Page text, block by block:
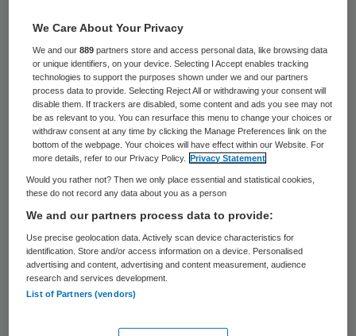
In mijn opleiding tot arts en medisch
specialist was er geen expliciete aandacht
voor reflectie. Er bestonden zelfs geen
communicatietrainingen. Ook de pioniers
van de communicatietrainingen moesten
veel weerstand overwinnen. Nu vragen wij
ons af hoe goede zorg mogelijk was zonder
goede communicatieve vaardigheden en is
het in alle opleidingen ingeburgerd. Ik
verwacht hetzelfde met reflecteren, maar
zover zijn we nog niet.
We Care About Your Privacy
We and our889 partners store and access personal data, like browsing data
or unique identifiers, on your device. Selecting I Accept enables tracking
technologies to support the purposes shown under we and our partners
process data to provide. Selecting Reject All or withdrawing your consent will
disable them. If trackers are disabled, some content and ads you see may not
be as relevant to you. You can resurface this menu to change your choices or
withdraw consent at any time by clicking the Manage Preferences link on the
bottom of the webpage. Your choices will have effect within our Website. For
more details, refer to our Privacy Policy.
Privacy Statement
Would you rather not? Then we only place essential and statistical cookies,
these do not record any data about you as a person
We and our partners process data to provide:
Use precise geolocation data. Actively scan device characteristics for
identification. Store and/or access information on a device. Personalised
advertising and content, advertising and content measurement, audience
research and services development.
List of Partners (vendors)